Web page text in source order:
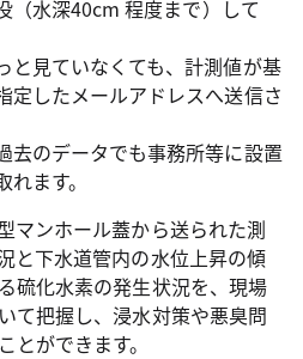
（水深40cm 程度まで）して
と見ていなくても、計測値が基
定したメールアドレスへ送信さ
去のデータでも事務所等に設置
ます。
マンホール蓋から送られた測
と下水道管内の水位上昇の傾
硫化水素の発生状況を、現場
て把握し、浸水対策や悪臭問
ができます。